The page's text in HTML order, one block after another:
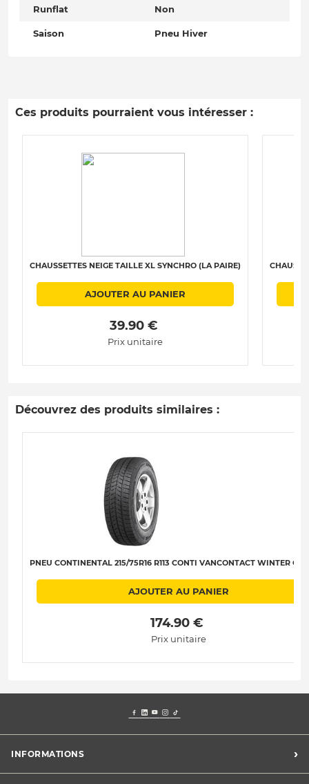
Runflat Non
Saison Pneu Hiver
Ces produits pourraient vous intéresser :
CHAUSSETTES NEIGE TAILLE XL SYNCHRO (LA PAIRE)
AJOUTER AU PANIER
39.90 €
Prix unitaire
Découvrez des produits similaires :
PNEU CONTINENTAL 215/75R16 R113 CONTI VANCONTACT WINTER C-
AJOUTER AU PANIER
174.90 €
Prix unitaire
INFORMATIONS ›